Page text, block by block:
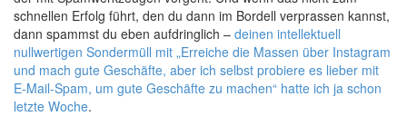
schnellen Erfolg führt, den du dann im Bordell verprassen kannst,
dann spammst du eben aufdringlich – deinen intellektuell
nullwertigen Sondermüll mit „Erreiche die Massen über Instagram
und mach gute Geschäfte, aber ich selbst probiere es lieber mit
E-Mail-Spam, um gute Geschäfte zu machen“ hatte ich ja schon
letzte Woche.